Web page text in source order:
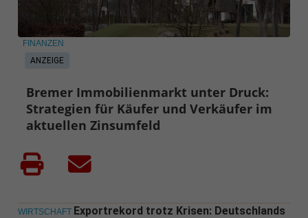
ANZEIGE
FINANZEN
Bremer Immobilienmarkt unter Druck:
Strategien für Käufer und Verkäufer im
aktuellen Zinsumfeld
WIRTSCHAFT Exportrekord trotz Krisen: Deutschlands